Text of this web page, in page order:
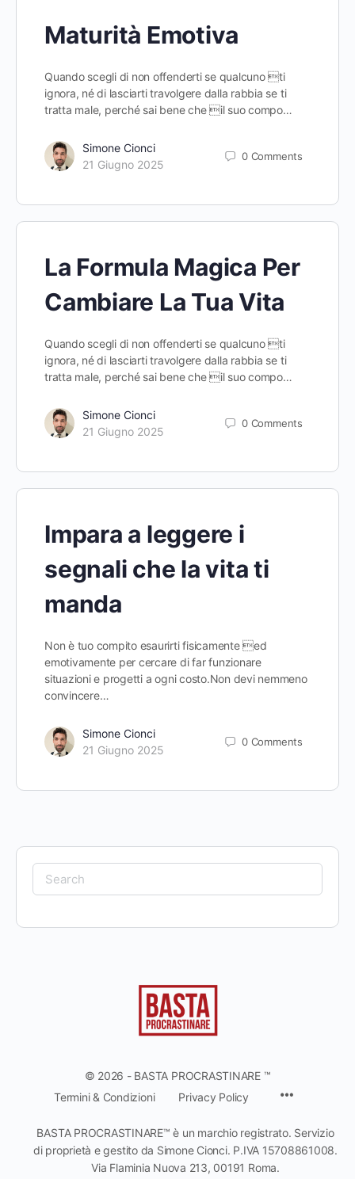
Maturità Emotiva
Quando scegli di non offenderti se qualcuno ti
ignora, né di lasciarti travolgere dalla rabbia se ti
tratta male, perché sai bene che il suo compo…
Simone Cionci
21 Giugno 2025
0 Comments
La Formula Magica Per
Cambiare La Tua Vita
Quando scegli di non offenderti se qualcuno ti
ignora, né di lasciarti travolgere dalla rabbia se ti
tratta male, perché sai bene che il suo compo…
Simone Cionci
21 Giugno 2025
0 Comments
Impara a leggere i
segnali che la vita ti
manda
Non è tuo compito esaurirti fisicamente ed
emotivamente per cercare di far funzionare
situazioni e progetti a ogni costo.Non devi nemmeno
convincere…
Simone Cionci
21 Giugno 2025
0 Comments
© 2026 - BASTA PROCRASTINARE ™
Termini & Condizioni
Privacy Policy
BASTA PROCRASTINARE™ è un marchio registrato. Servizio
di proprietà e gestito da Simone Cionci. P.IVA 15708861008.
Via Flaminia Nuova 213, 00191 Roma.